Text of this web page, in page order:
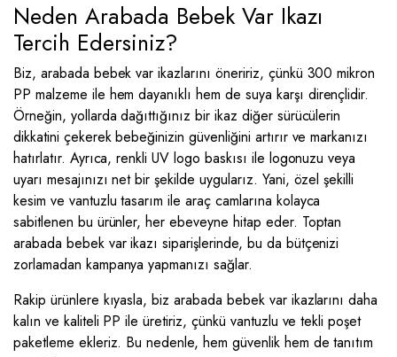
Neden Arabada Bebek Var Ikazı
Tercih Edersiniz?
Biz, arabada bebek var ikazlarını öneririz, çünkü 300 mikron
PP malzeme ile hem dayanıklı hem de suya karşı dirençlidir.
Örneğin, yollarda dağıttığınız bir ikaz diğer sürücülerin
dikkatini çekerek bebeğinizin güvenliğini artırır ve markanızı
hatırlatır. Ayrıca, renkli UV logo baskısı ile logonuzu veya
uyarı mesajınızı net bir şekilde uygularız. Yani, özel şekilli
kesim ve vantuzlu tasarım ile araç camlarına kolayca
sabitlenen bu ürünler, her ebeveyne hitap eder. Toptan
arabada bebek var ikazı siparişlerinde, bu da bütçenizi
zorlamadan kampanya yapmanızı sağlar.
Rakip ürünlere kıyasla, biz arabada bebek var ikazlarını daha
kalın ve kaliteli PP ile üretiriz, çünkü vantuzlu ve tekli poşet
paketleme ekleriz. Bu nedenle, hem güvenlik hem de tanıtım